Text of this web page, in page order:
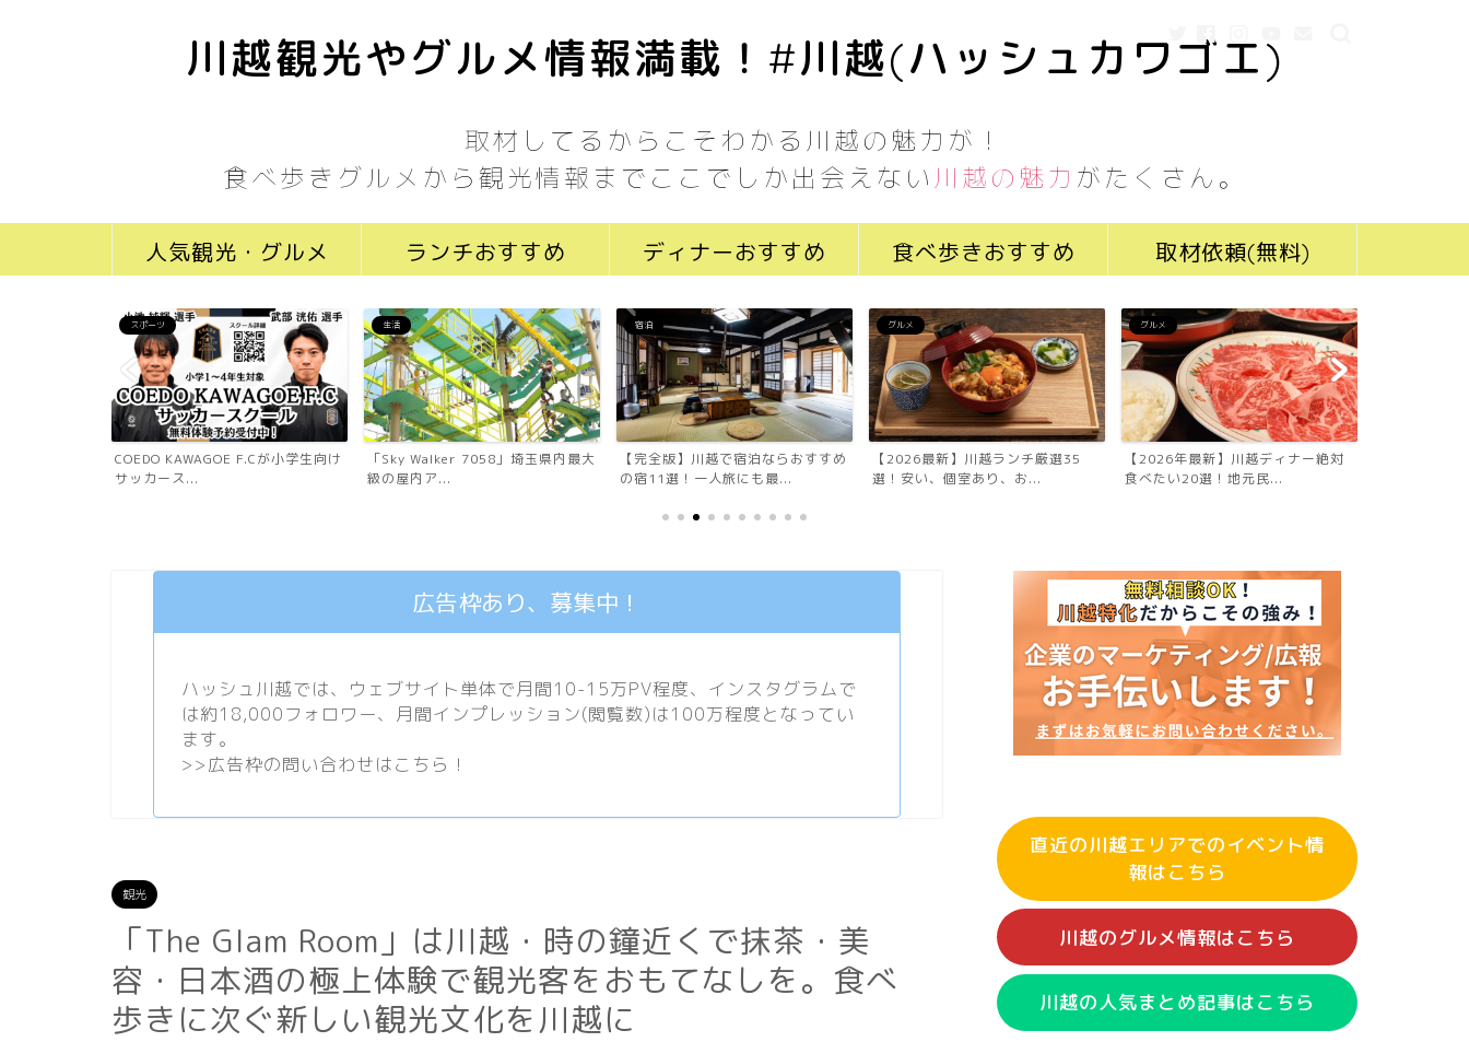
川越観光やグルメ情報満載！#川越(ハッシュカワゴエ)
取材してるからこそわかる川越の魅力が！
食べ歩きグルメから観光情報までここでしか出会えない 川越の魅力 がたくさん。
人気観光・グルメ ランチおすすめ ディナーおすすめ 食べ歩きおすすめ 取材依頼(無料)
スポーツ
COEDO KAWAGOE F.Cが小学生向け
サッカース...
生活
「Sky Walker 7058」埼玉県内最大
級の屋内ア...
宿泊
【完全版】川越で宿泊ならおすすめ
の宿11選！一人旅にも最...
グルメ
【2026最新】川越ランチ厳選35
選！安い、個室あり、お...
グルメ
【2026年最新】川越ディナー絶対
食べたい20選！地元民...
広告枠あり、募集中！
ハッシュ川越では、ウェブサイト単体で月間10-15万PV程度、 インスタグラムで
は約18,000フォロワー、月間インプレッション(閲覧数)は100万程度となってい
ます。
>>広告枠の問い合わせはこちら！
観光
「The Glam Room」は川越・時の鐘近くで抹茶・美
容・日本酒の極上体験で観光客をおもてなしを。食べ
歩きに次ぐ新しい観光文化を川越に
直近の川越エリアでのイベント情
報はこちら
川越のグルメ情報はこちら
川越の人気まとめ記事はこちら